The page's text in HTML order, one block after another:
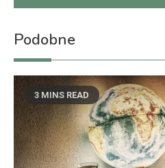
Podobne
3 MINS READ